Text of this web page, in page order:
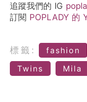
追蹤我們的 IG
訂閱 POPLADY 的
標籤: fashion
Twins
Mila